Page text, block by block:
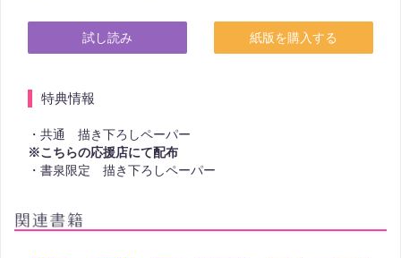
試し読み 紙版を購入する
特典情報
・共通 描き下ろしペーパー
※こちらの応援店にて配布
・書泉限定 描き下ろしペーパー